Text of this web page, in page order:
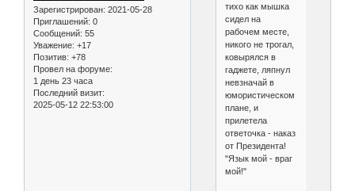
Зарегистрирован: 2021-05-28
Приглашений: 0
Сообщений: 55
Уважение: +17
Позитив: +78
Провел на форуме:
1 день 23 часа
Последний визит:
2025-05-12 22:53:00
тихо как мышка
сидел на
рабочем месте,
никого не трогал,
ковырялся в
гаджете, ляпнул
невзначай в
юмористическом
плане, и
прилетела
ответочка - наказ
от Президента!
"Язык мой - враг
мой!"